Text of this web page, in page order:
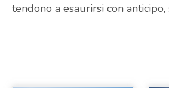
tendono a esaurirsi con